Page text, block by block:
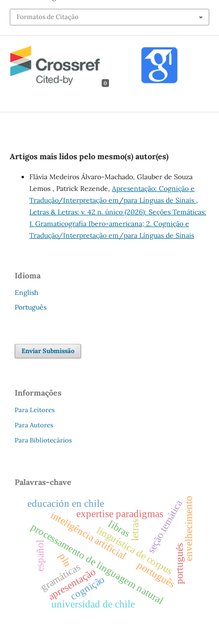
Formatos de Citação
0
Artigos mais lidos pelo mesmo(s) autor(es)
Flávia Medeiros Álvaro-Machado, Glauber de Souza
Lemos , Patrick Rezende, Apresentação: Cognição e
Tradução/Interpretação em/para Línguas de Sinais ,
Letras & Letras: v. 42 n. único (2026): Seções Temáticas:
1. Gramaticografia Ibero-americana; 2. Cognição e
Tradução/Interpretação em/para Línguas de Sinais
Idioma
English
Português
Enviar Submissão
Informações
Para Leitores
Para Autores
Para Bibliotecários
Palavras-chave
linguística de corpus
processamento de linguagem natural
inteligência artificialletras
apresentação
seção temática
cognição
expertise paradigmas
educación en chile
gramáticas
universidad de chile
portugués
español
português
libras
pln envelhecimento